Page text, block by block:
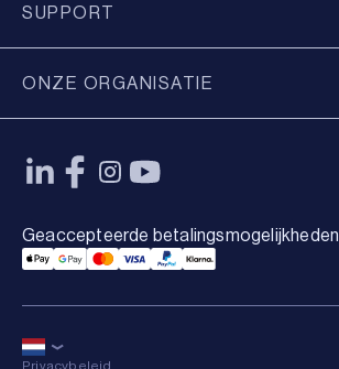
SUPPORT
ONZE ORGANISATIE
Geaccepteerde betalingsmogelijkheden
Applepay Payment
Googlepay Payment
Mastercard Payment
Visa Payment
Paypal Payment
Klarna Payment
Privacybeleid